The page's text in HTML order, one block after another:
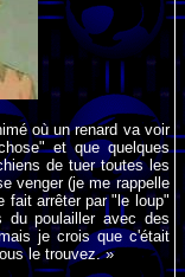
où un renard va voir
et que quelques
de tuer toutes les
venger (je me rappelle
fait arrêter par "le loup"
poulailler avec des
je crois que c'était
le trouvez. »